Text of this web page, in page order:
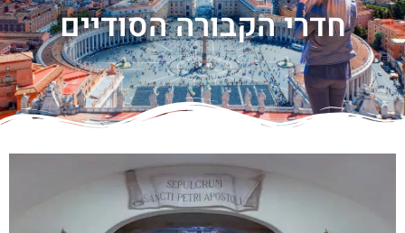
חדרי הקבורה הסודיים